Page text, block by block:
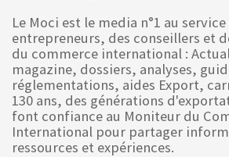
Le Moci est le media n°1 au service
entrepreneurs, des conseillers et
du commerce international :
magazine, dossiers, analyses,
réglementations, aides Export,
130 ans, des générations
font confiance au Moniteur du
International pour partager
ressources et expériences.